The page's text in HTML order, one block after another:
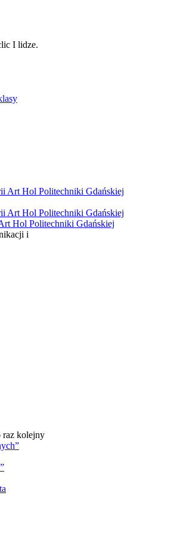
I lidze.
Hol Politechniki Gdańskiej
i
raz kolejny